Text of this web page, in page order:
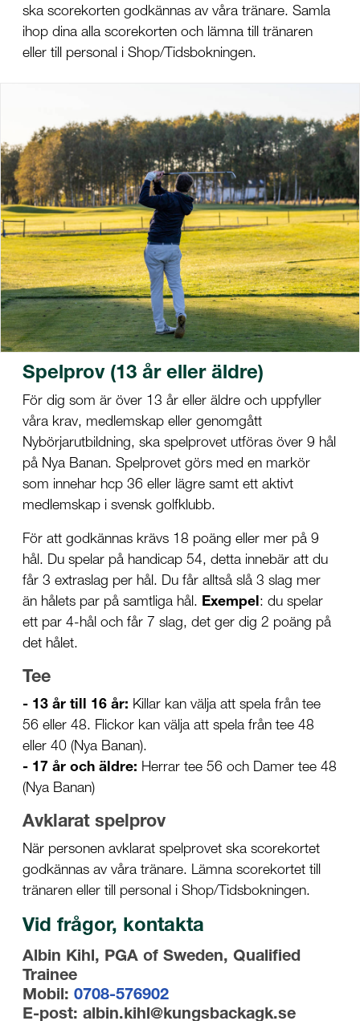
ska scorekorten godkännas av våra tränare. Samla
ihop dina alla scorekorten och lämna till tränaren
eller till personal i Shop/Tidsbokningen.
Spelprov (13 år eller äldre)
För dig som är över 13 år eller äldre och uppfyller
våra krav, medlemskap eller genomgått
Nybörjarutbildning, ska spelprovet utföras över 9 hål
på Nya Banan. Spelprovet görs med en markör
som innehar hcp 36 eller lägre samt ett aktivt
medlemskap i svensk golfklubb.
För att godkännas krävs 18 poäng eller mer på 9
hål. Du spelar på handicap 54, detta innebär att du
får 3 extraslag per hål. Du får alltså slå 3 slag mer
än hålets par på samtliga hål. Exempel: du spelar
ett par 4-hål och får 7 slag, det ger dig 2 poäng på
det hålet.
Tee
- 13 år till 16 år: Killar kan välja att spela från tee
56 eller 48. Flickor kan välja att spela från tee 48
eller 40 (Nya Banan).
- 17 år och äldre: Herrar tee 56 och Damer tee 48
(Nya Banan)
Avklarat spelprov
När personen avklarat spelprovet ska scorekortet
godkännas av våra tränare. Lämna scorekortet till
tränaren eller till personal i Shop/Tidsbokningen.
Vid frågor, kontakta
Albin Kihl, PGA of Sweden, Qualified
Trainee
Mobil:0708-576902
E-post: albin.kihl@kungsbackagk.se